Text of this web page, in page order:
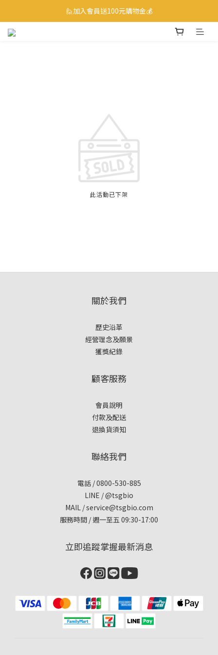
☎ 0800-530-885 訂購服務專線
🙋加入會員送100元購物金💰
此活動已下架
關於我們
歷史沿革
經營理念及願景
獲獎紀錄
顧客服務
會員說明
付款及配送
退換貨須知
聯絡我們
電話 / 0800-530-885
LINE / @tsgbio
MAIL /service@tsgbio.com
服務時間 / 週一至五 09:30-17:00
立即追蹤掌握最新消息